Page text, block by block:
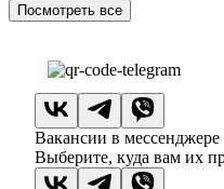
Посмотреть все
Вакансии в мессенджере
Выберите, куда вам их